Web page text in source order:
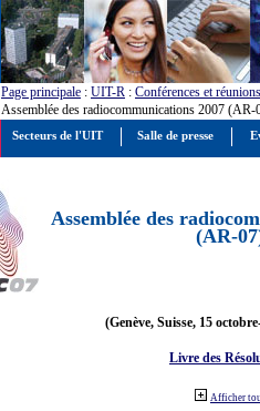
Page principale : UIT-R : Conférences et réunions
Assemblée des radiocommunications 2007 (AR-
Assemblée des
(AR-
(Genève, Suisse, 15
Livre des
Afficher
Secteurs de l'UIT Salle de presse